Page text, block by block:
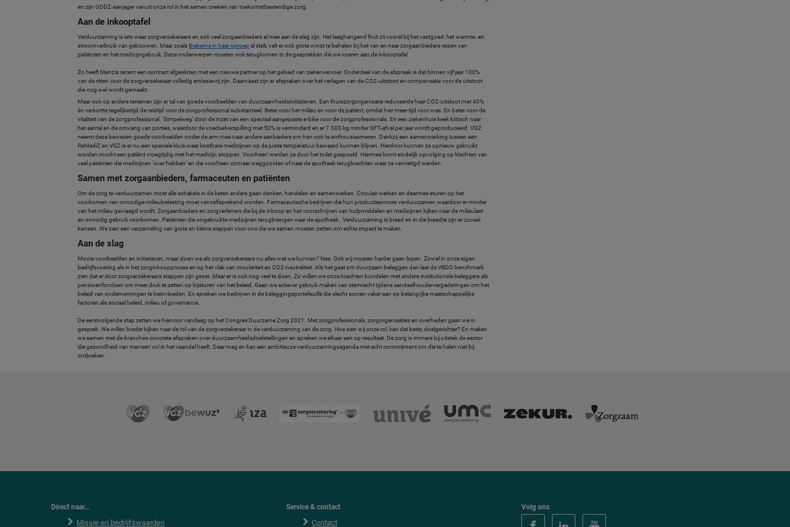
en zijn GDDZ-aanjager vanuit onze rol in het samen creëren van toekomstbestendige zorg.
Aan de inkooptafel
Verduurzaming is iets waar zorgverzekeraars en ook veel zorgaanbieders al mee aan de slag zijn. Het laaghangend fruit zit vooral bij het vastgoed: het warmte- en
stroomverbruik van gebouwen. Maar zoals Brakema in haar oproep al stelt, valt er ook grote winst te behalen bij het van en naar zorgaanbieders reizen van
patiënten en het medicijngebruik. Deze onderwerpen moeten ook terugkomen in de gesprekken die we voeren aan de inkooptafel.
Zo heeft Menzis recent een contract afgesloten met een nieuwe partner op het gebied van ziekenvervoer. Onderdeel van de afspraak is dat binnen vijf jaar 100%
van de ritten voor de zorgverzekeraar volledig emissievrij zijn. Daarnaast zijn er afspraken over het verlagen van de CO2-uitstoot en compensatie voor de uitstoot
die nog wel wordt gemaakt.
Maar ook op andere terreinen zijn er tal van goede voorbeelden van duurzaamheidsinitiatieven. Een thuiszorgorganisatie reduceerde haar CO2-uitstoot met 40%
én verkortte tegelijkertijd de reistijd voor de zorgprofessional substantieel. Beter voor het milieu en voor de patiënt, omdat hier meer tijd voor was. En beter voor de
vitaliteit van de zorgprofessional. ‘Simpelweg’ door de inzet van een speciaal aangepaste e-bike voor de zorgprofessionals. En een ziekenhuis keek kritisch naar
het aantal en de omvang van porties, waardoor de voedselverspilling met 50% is verminderd en er 7.000 kg minder GFT-afval per jaar wordt geproduceerd. VGZ
neemt deze bewezen goede voorbeelden onder de arm mee naar andere aanbieders om hen ook te enthousiasmeren. Dankzij een samenwerking tussen een
ReMediZ en VGZ is er nu een speciale kluis waar kostbare medicijnen op de juiste temperatuur bewaard kunnen blijven. Hierdoor kunnen ze opnieuw gebruikt
worden mocht een patiënt vroegtijdig met het medicijn stoppen. Voorheen werden ze door het toilet gespoeld. Hiermee komt eindelijk opvolging op klachten van
veel patiënten die medicijnen ‘over hebben’ en die voorheen zomaar weggooiden of naar de apotheek terugbrachten waar ze vernietigd werden.
Samen met zorgaanbieders, farmaceuten en patiënten
Om de zorg te verduurzamen moet alle schakels in de keten anders gaan denken, handelen en samenwerken. Circulair werken en daarmee sturen op het
voorkomen van onnodige milieubelasting moet vanzelfsprekend worden. Farmaceutische bedrijven die hun productieproces verduurzamen waardoor er minder
van het milieu gevraagd wordt. Zorgaanbieders en zorgverleners die bij de inkoop en het voorschrijven van hulpmiddelen en medicijnen kijken naar de milieulast
en onnodig gebruik voorkomen. Patiënten die ongebruikte medicijnen terugbrengen naar de apotheek. Verduurzaming is breed en in die breedte zijn er zoveel
kansen. We zien een verzameling van grote en kleine stappen voor ons die we samen moeten zetten om echte impact te maken.
Aan de slag
Mooie voorbeelden en initiatieven, maar doen we als zorgverzekeraars nu alles wat we kunnen? Nee. Ook wij moeten harder gaan lopen. Zowel in onze eigen
bedrijfsvoering als in het zorginkoopproces en op het vlak van circulariteit en CO2-neutraliteit. Als het gaat om duurzaam beleggen dan laat de VBDO benchmark
zien dat er door zorgverzekeraars stappen zijn gezet. Maar er is ook nog veel te doen. Zo willen we onze krachten bundelen met andere institutionele beleggers als
pensioenfondsen om meer druk te zetten op bijsturen van het beleid. Gaan we actiever gebruik maken van stemrecht tijdens aandeelhoudervergaderingen om het
beleid van ondernemingen te beïnvloeden. En spreken we bedrijven in de beleggingsportefeuille die slecht scoren vaker aan op belangrijke maatschappelijke
factoren als sociaal beleid, milieu of governance.
De eerstvolgende stap zetten we hiervoor vandaag op het Congres Duurzame Zorg 2021. Met zorgprofessionals, zorgorganisaties en overheden gaan we in
gesprek. We willen breder kijken naar de rol van de zorgverzekeraar in de verduurzaming van de zorg. Hoe zien wij onze rol, kan dat beter, doelgerichter? En maken
we samen met de branches concrete afspraken over duurzaamheidsdoelstellingen en spreken we elkaar aan op resultaat. De zorg is immers bij uitstek de sector
die gezondheid van mensen vol in het vaandel heeft. Daar mag en kan een ambitieuze verduurzamingsagenda met echt commitment om die te halen niet bij
ontbreken.
Direct naar...
Missie en bedrijfswaarden
Service & contact
Contact
Volg ons